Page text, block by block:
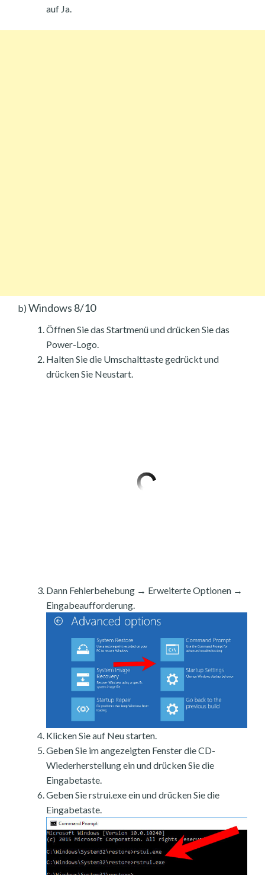
auf Ja.
b) Windows 8/10
Öffnen Sie das Startmenü und drücken Sie das
Power-Logo.
Halten Sie die Umschalttaste gedrückt und
drücken Sie Neustart.
Dann Fehlerbehebung → Erweiterte Optionen →
Eingabeaufforderung.
Klicken Sie auf Neu starten.
Geben Sie im angezeigten Fenster die CD-
Wiederherstellung ein und drücken Sie die
Eingabetaste.
Geben Sie rstrui.exe ein und drücken Sie die
Eingabetaste.